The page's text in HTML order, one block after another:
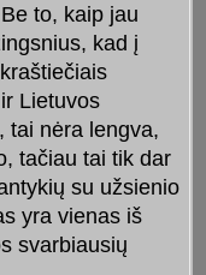
to, kaip jau
kad į
Lietuvos
tai nėra lengva,
tačiau tai tik dar
su užsienio
yra vienas iš
svarbiausių